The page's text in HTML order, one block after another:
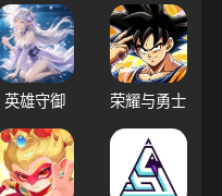
英雄守御 荣耀与勇士